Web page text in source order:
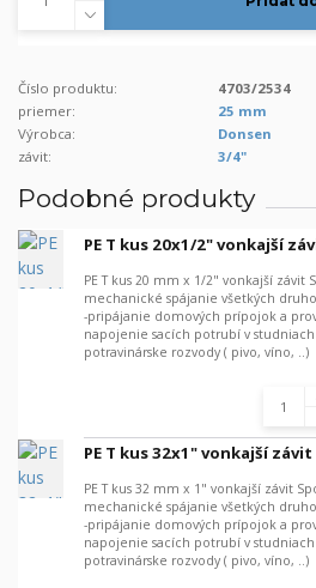
Číslo produktu:
4703/2534
priemer:
25 mm
Výrobca:
Donsen
závit:
3/4"
Podobné produkty
PE T kus 20x1/2" vonkajší
PE T kus 20 mm x 1/2" vonkajší
mechanické spájanie všetkých
-pripájanie domových prípojok a
napojenie sacích potrubí v
potravinárske rozvody ( pivo, víno, ..)
PE T kus 32x1" vonkajší závit
PE T kus 32 mm x 1" vonkajší závit
mechanické spájanie všetkých
-pripájanie domových prípojok a
napojenie sacích potrubí v
potravinárske rozvody ( pivo, víno,